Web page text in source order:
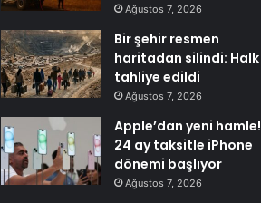
Ağustos 7, 2026
Bir şehir resmen
haritadan silindi: Halk
tahliye edildi
Ağustos 7, 2026
Apple’dan yeni hamle!
24 ay taksitle iPhone
dönemi başlıyor
Ağustos 7, 2026